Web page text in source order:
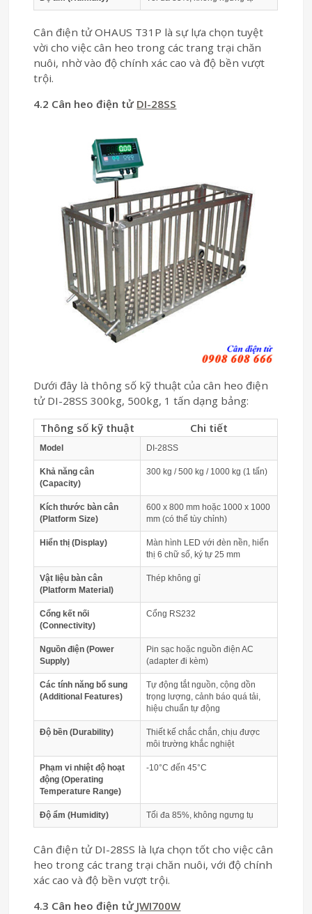
Cân điện tử OHAUS T31P là sự lựa chọn tuyệt
vời cho việc cân heo trong các trang trại chăn
nuôi, nhờ vào độ chính xác cao và độ bền vượt
trội.
4.2 Cân heo điện tử DI-28SS
Dưới đây là thông số kỹ thuật của cân heo điện
tử DI-28SS 300kg, 500kg, 1 tấn dạng bảng:
Thông số kỹ thuật
Chi tiết
Model DI-28SS
Khả năng cân
(Capacity)
300 kg / 500 kg / 1000 kg (1 tấn)
Kích thước bàn cân
(Platform Size)
600 x 800 mm hoặc 1000 x 1000
mm (có thể tùy chỉnh)
Hiển thị (Display)
Màn hình LED với đèn nền, hiển
thị 6 chữ số, ký tự 25 mm
Vật liệu bàn cân
(Platform Material)
Thép không gỉ
Cổng kết nối
(Connectivity)
Cổng RS232
Nguồn điện (Power
Supply)
Pin sạc hoặc nguồn điện AC
(adapter đi kèm)
Các tính năng bổ sung
(Additional Features)
Tự động tắt nguồn, cộng dồn
trọng lượng, cảnh báo quá tải,
hiệu chuẩn tự động
Độ bền (Durability)
Thiết kế chắc chắn, chịu được
môi trường khắc nghiệt
Phạm vi nhiệt độ hoạt
động (Operating
Temperature Range)
-10°C đến 45°C
Độ ẩm (Humidity) Tối đa 85%, không ngưng tụ
Cân điện tử DI-28SS là lựa chọn tốt cho việc cân
heo trong các trang trại chăn nuôi, với độ chính
xác cao và độ bền vượt trội.
4.3 Cân heo điện tử JWI700W